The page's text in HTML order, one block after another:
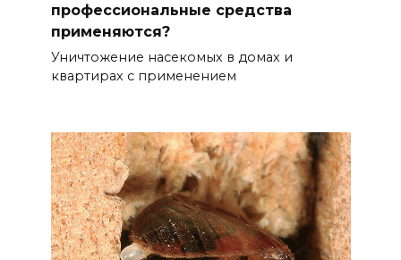
профессиональные средства
применяются?
Уничтожение насекомых в домах и
квартирах с применением